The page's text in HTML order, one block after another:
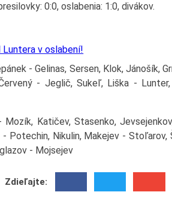
0:0, oslabenia: 1:0, divákov.
Luntera v oslabení!
- Gelinas, Sersen, Klok, Jánošík,
- Jeglič, Sukeľ, Liška - Lunter,
Mozík, Katičev, Stasenko,
- Potechin, Nikulin, Makejev - Stoľarov,
- Mojsejev
Zdieľajte: